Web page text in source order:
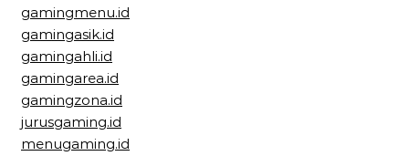
gamingmenu.id
gamingasik.id
gamingahli.id
gamingarea.id
gamingzona.id
jurusgaming.id
menugaming.id